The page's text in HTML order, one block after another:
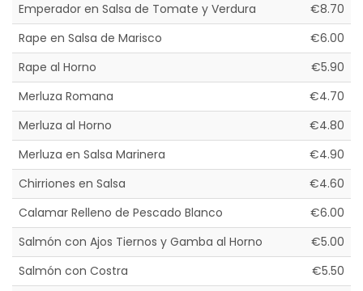
Emperador en Salsa de Tomate y Verdura
€8.70
Rape en Salsa de Marisco
€6.00
Rape al Horno
€5.90
Merluza Romana
€4.70
Merluza al Horno
€4.80
Merluza en Salsa Marinera
€4.90
Chirriones en Salsa
€4.60
Calamar Relleno de Pescado Blanco
€6.00
Salmón con Ajos Tiernos y Gamba al Horno
€5.00
Salmón con Costra
€5.50